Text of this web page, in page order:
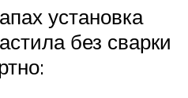
установка
без сварки